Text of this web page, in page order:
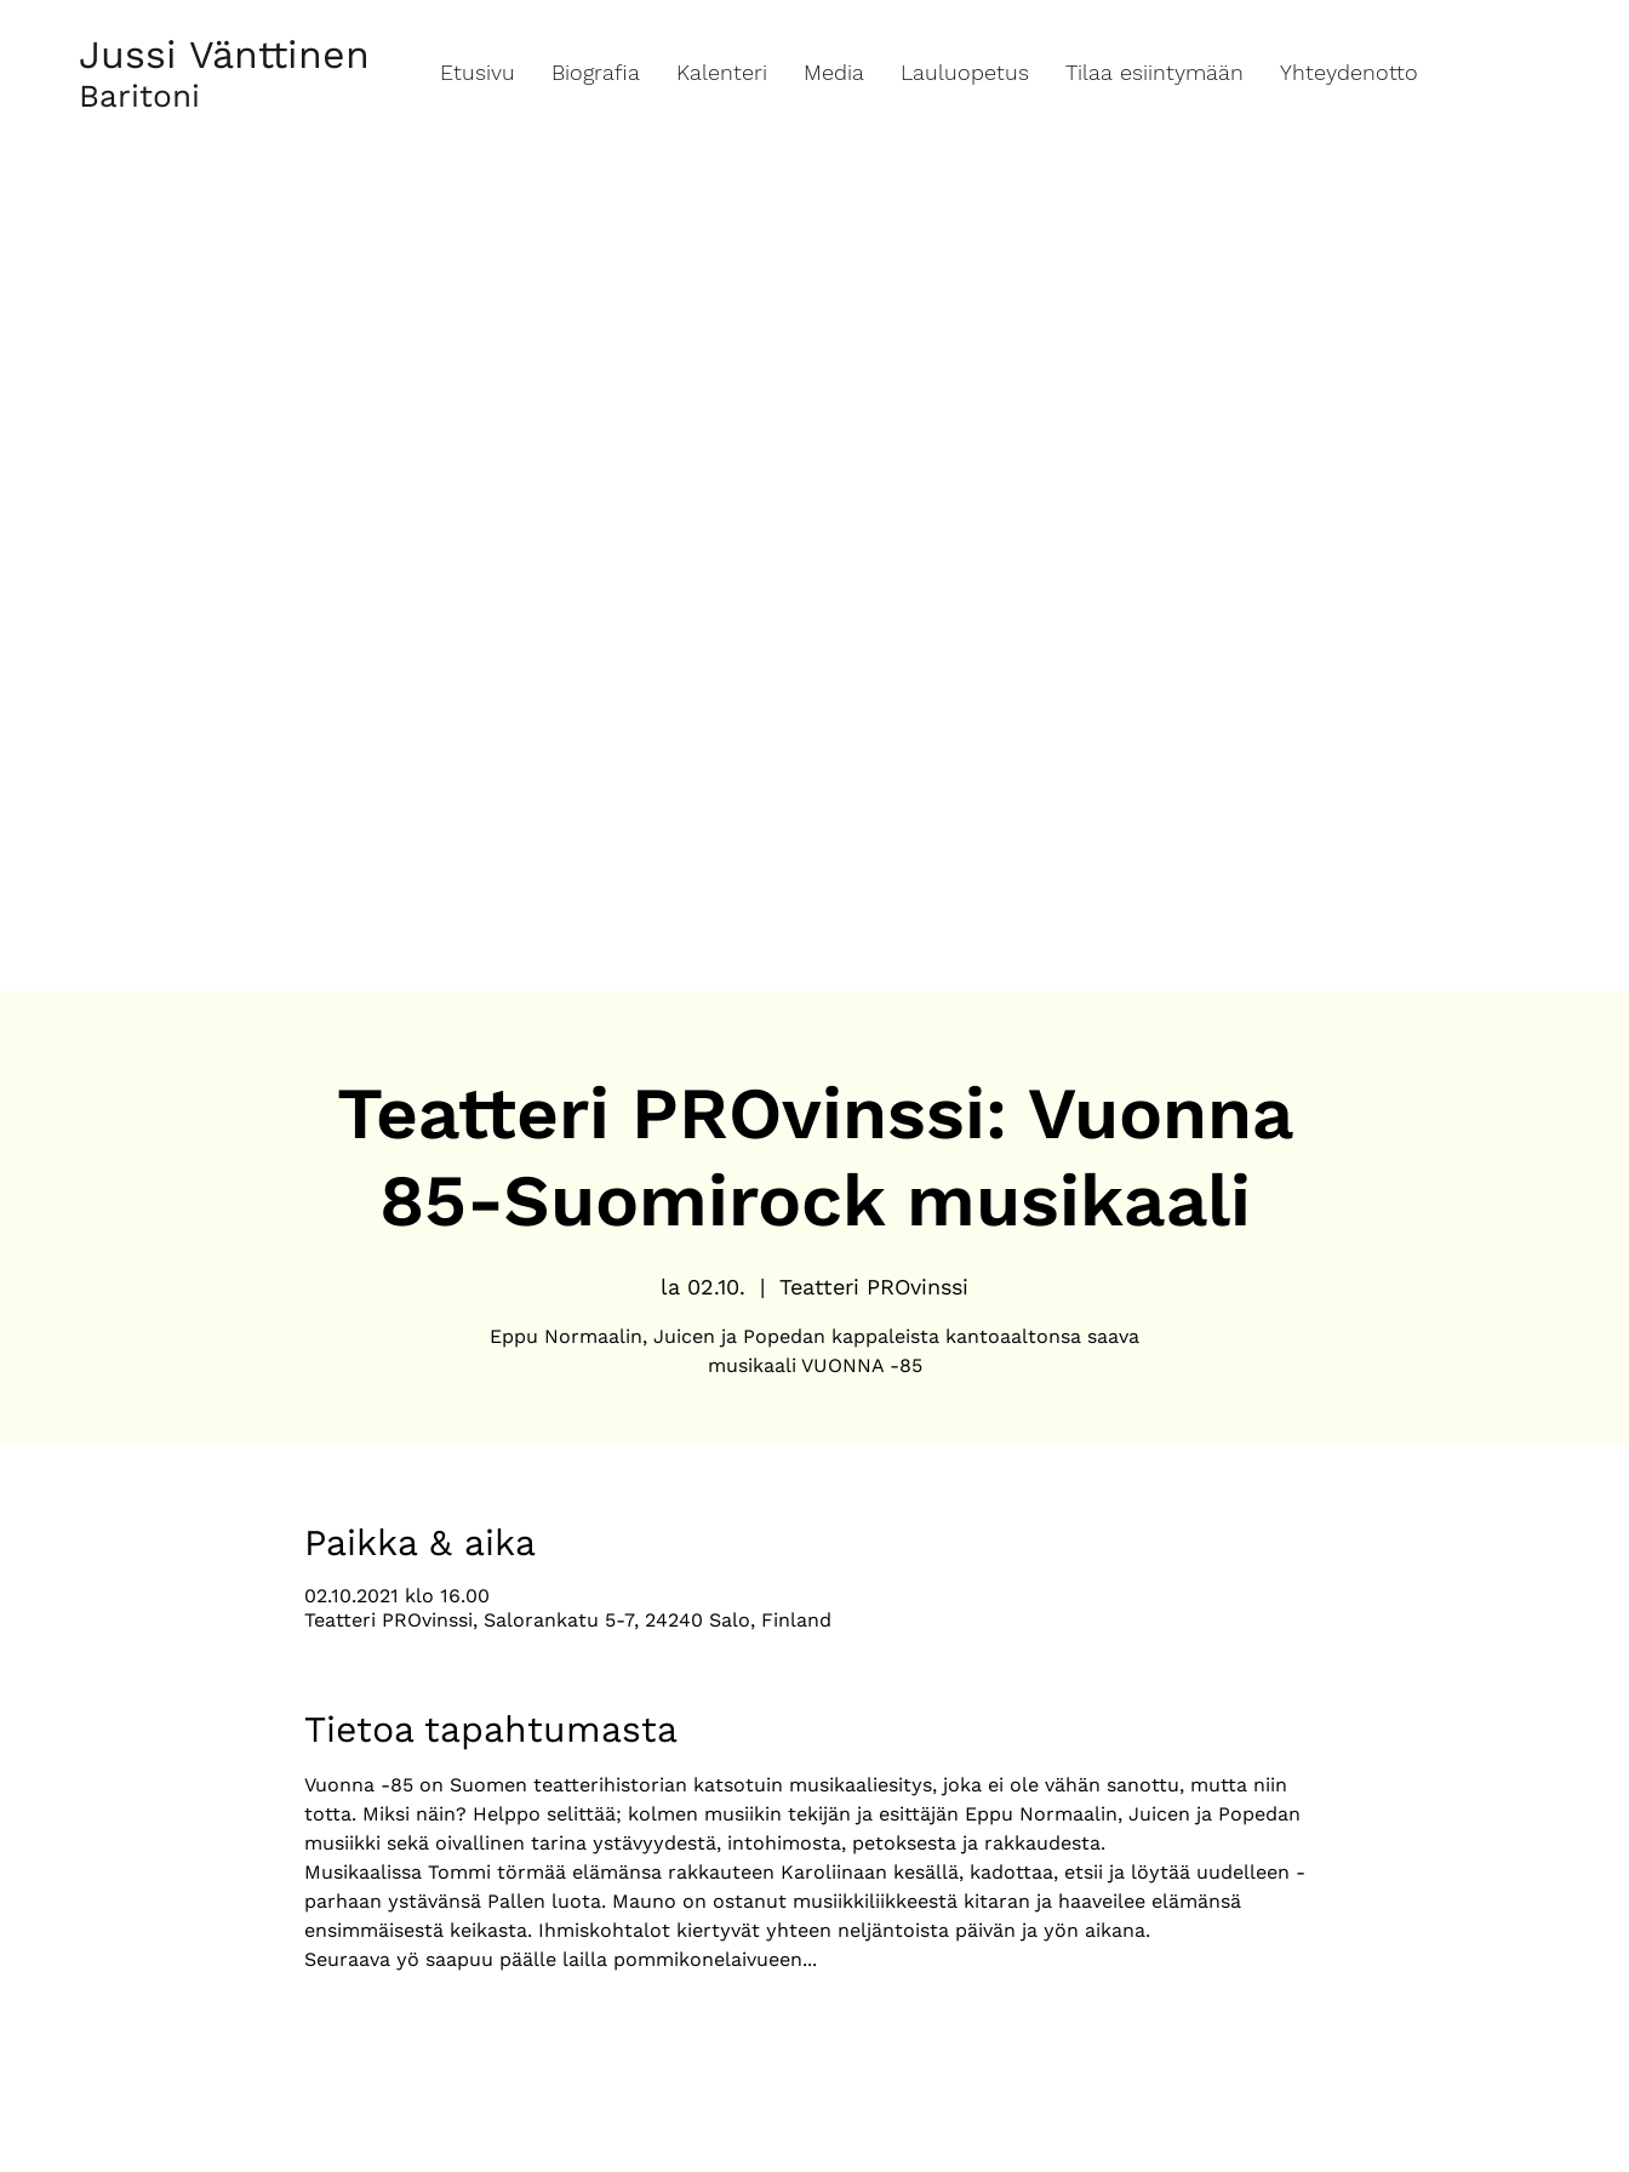
Jussi Vänttinen
Baritoni
Etusivu Biografia Kalenteri Media Lauluopetus Tilaa esiintymään Yhteydenotto
Teatteri PROvinssi: Vuonna
85-Suomirock musikaali
la 02.10.
  |
Teatteri PROvinssi
Eppu Normaalin, Juicen ja Popedan kappaleista kantoaaltonsa saava
musikaali VUONNA -85
Paikka & aika
02.10.2021 klo 16.00
Teatteri PROvinssi, Salorankatu 5-7, 24240 Salo, Finland
Tietoa tapahtumasta
Vuonna -85 on Suomen teatterihistorian katsotuin musikaaliesitys, joka ei ole vähän sanottu, mutta niin
totta. Miksi näin? Helppo selittää; kolmen musiikin tekijän ja esittäjän Eppu Normaalin, Juicen ja Popedan
musiikki sekä oivallinen tarina ystävyydestä, intohimosta, petoksesta ja rakkaudesta.
Musikaalissa Tommi törmää elämänsa rakkauteen Karoliinaan kesällä, kadottaa, etsii ja löytää uudelleen -
parhaan ystävänsä Pallen luota. Mauno on ostanut musiikkiliikkeestä kitaran ja haaveilee elämänsä
ensimmäisestä keikasta. Ihmiskohtalot kiertyvät yhteen neljäntoista päivän ja yön aikana.
Seuraava yö saapuu päälle lailla pommikonelaivueen...